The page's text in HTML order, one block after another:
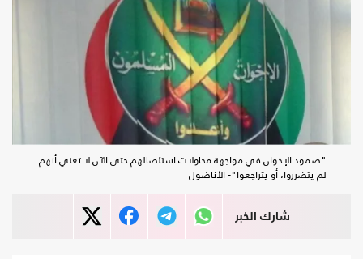
"صمود الإخوان في مواجهة محاولات استئصالهم حتى الآن لا تعني أنهم
لم يتضرروا، أو يتراجعوا"- الأناضول
شارك الخبر